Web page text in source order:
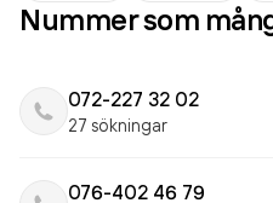
Nummer som
072-227 32 02
27 sökningar
076-402 46 79